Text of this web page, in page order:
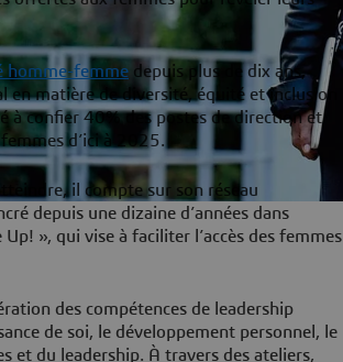
homme-femme depuis plus de dix ans,
en matière de diversité, équité et inclusion
à confier 40% des postes de direction et
d’ici à 2025.
il compte sur son réseau
depuis une dizaine d’années dans
», qui vise à faciliter l’accès des femmes
des compétences de leadership
de soi, le développement personnel, le
et du leadership. À travers des ateliers,